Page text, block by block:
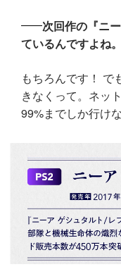
次回作の『ニ
ているんですよね。
もちろんです！ で
きなくって。ネッ
99%までしか行け